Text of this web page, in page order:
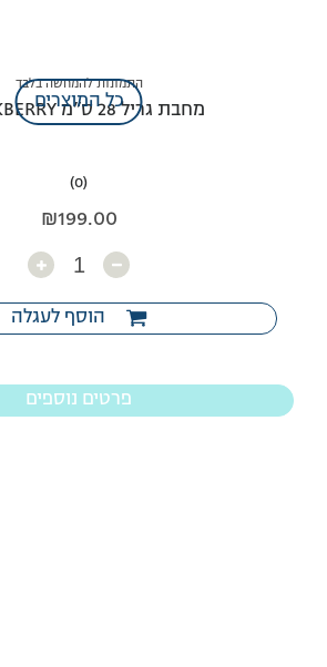
התמונות להמחשה בלבד
מחבת גריל 28 ס”מ BLACKBERRY
(0)
₪199.00
כמות
הוסף לעגלה
פרטים נוספים
כל המוצרים